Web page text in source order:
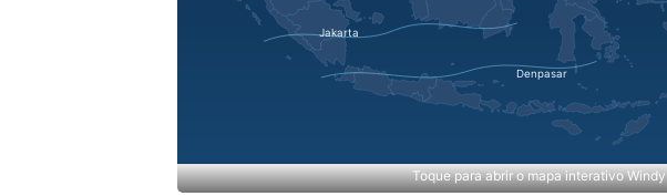
Toque para abrir o mapa interativo Windy